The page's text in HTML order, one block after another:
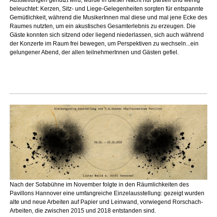
beleuchtet: Kerzen, Sitz- und Liege-Gelegenheiten sorgten für entspannte
Gemütlichkeit, während die MusikerInnen mal diese und mal jene Ecke des
Raumes nutzten, um ein akustisches Gesamterlebnis zu erzeugen. Die
Gäste konnten sich sitzend oder liegend niederlassen, sich auch während
der Konzerte im Raum frei bewegen, um Perspektiven zu wechseln...ein
gelungener Abend, der allen teilnehmerInnen und Gästen gefiel.
Nach der Sofabühne im November folgte in den Räumlichkeiten des
Pavillons Hannover eine umfangreiche Einzelausstellung: gezeigt wurden
alte und neue Arbeiten auf Papier und Leinwand, vorwiegend Rorschach-
Arbeiten, die zwischen 2015 und 2018 entstanden sind.